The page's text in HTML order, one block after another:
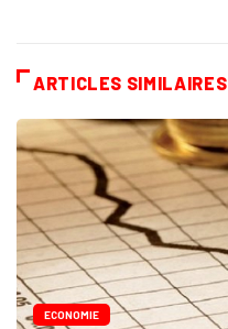
ARTICLES SIMILAIRES
ECONOMIE